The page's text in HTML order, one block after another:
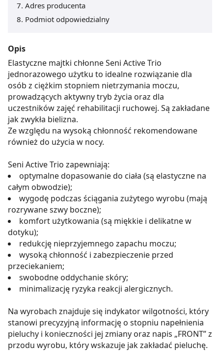
Adres producenta
Podmiot odpowiedzialny
Opis
Elastyczne majtki chłonne Seni Active Trio
jednorazowego użytku to idealne rozwiązanie dla
osób z ciężkim stopniem nietrzymania moczu,
prowadzących aktywny tryb życia oraz dla
uczestników zajęć rehabilitacji ruchowej. Są zakładane
jak zwykła bielizna.
Ze względu na wysoką chłonność rekomendowane
również do użycia w nocy.
Seni Active Trio zapewniają:
optymalne dopasowanie do ciała (są elastyczne na
całym obwodzie);
wygodę podczas ściągania zużytego wyrobu (mają
rozrywane szwy boczne);
komfort użytkowania (są miękkie i delikatne w
dotyku);
redukcję nieprzyjemnego zapachu moczu;
wysoką chłonność i zabezpieczenie przed
przeciekaniem;
swobodne oddychanie skóry;
minimalizację ryzyka reakcji alergicznych.
Na wyrobach znajduje się indykator wilgotności, który
stanowi precyzyjną informację o stopniu napełnienia
pieluchy i konieczności jej zmiany oraz napis „FRONT” z
przodu wyrobu, który wskazuje jak zakładać pieluchę.